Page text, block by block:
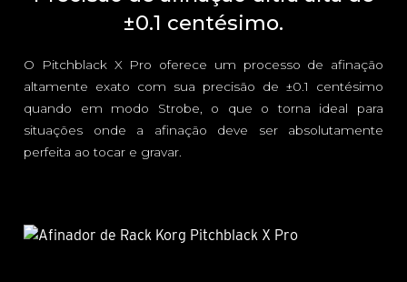
±0.1 centésimo.
O Pitchblack X Pro oferece um processo de afinação
altamente exato com sua precisão de ±0.1 centésimo
quando em modo Strobe, o que o torna ideal para
situações onde a afinação deve ser absolutamente
perfeita ao tocar e gravar.